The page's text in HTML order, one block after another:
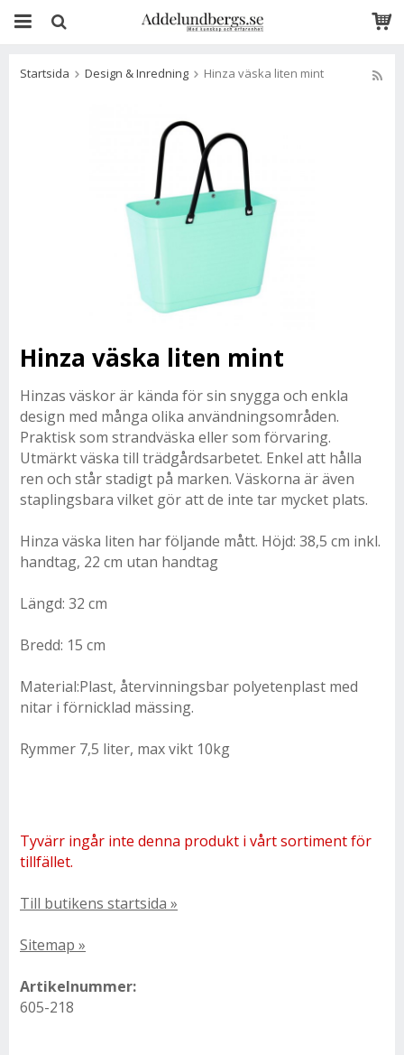
Startsida Design & Inredning Hinza väska liten mint
Hinza väska liten mint
Hinzas väskor är kända för sin snygga och enkla
design med många olika användningsområden.
Praktisk som strandväska eller som förvaring.
Utmärkt väska till trädgårdsarbetet. Enkel att hålla
ren och står stadigt på marken. Väskorna är även
staplingsbara vilket gör att de inte tar mycket plats.
Hinza väska liten har följande mått. Höjd: 38,5 cm inkl.
handtag, 22 cm utan handtag
Längd: 32 cm
Bredd: 15 cm
Material:Plast, återvinningsbar polyetenplast med
nitar i förnicklad mässing.
Rymmer 7,5 liter, max vikt 10kg
Tyvärr ingår inte denna produkt i vårt sortiment för
tillfället.
Till butikens startsida »
Sitemap »
Artikelnummer:
605-218